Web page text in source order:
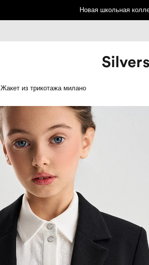
Новая школьная
Жакет из трикотажа милано